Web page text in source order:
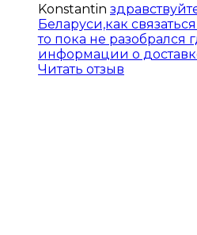
Konstantin
Беларуси,как
то пока не разобрался
информации о
Читать отзыв